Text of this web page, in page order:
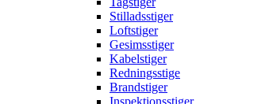
Stilladsstiger
Loftstiger
Gesimsstiger
Kabelstiger
Redningsstige
Brandstiger
Inspektionsstiger